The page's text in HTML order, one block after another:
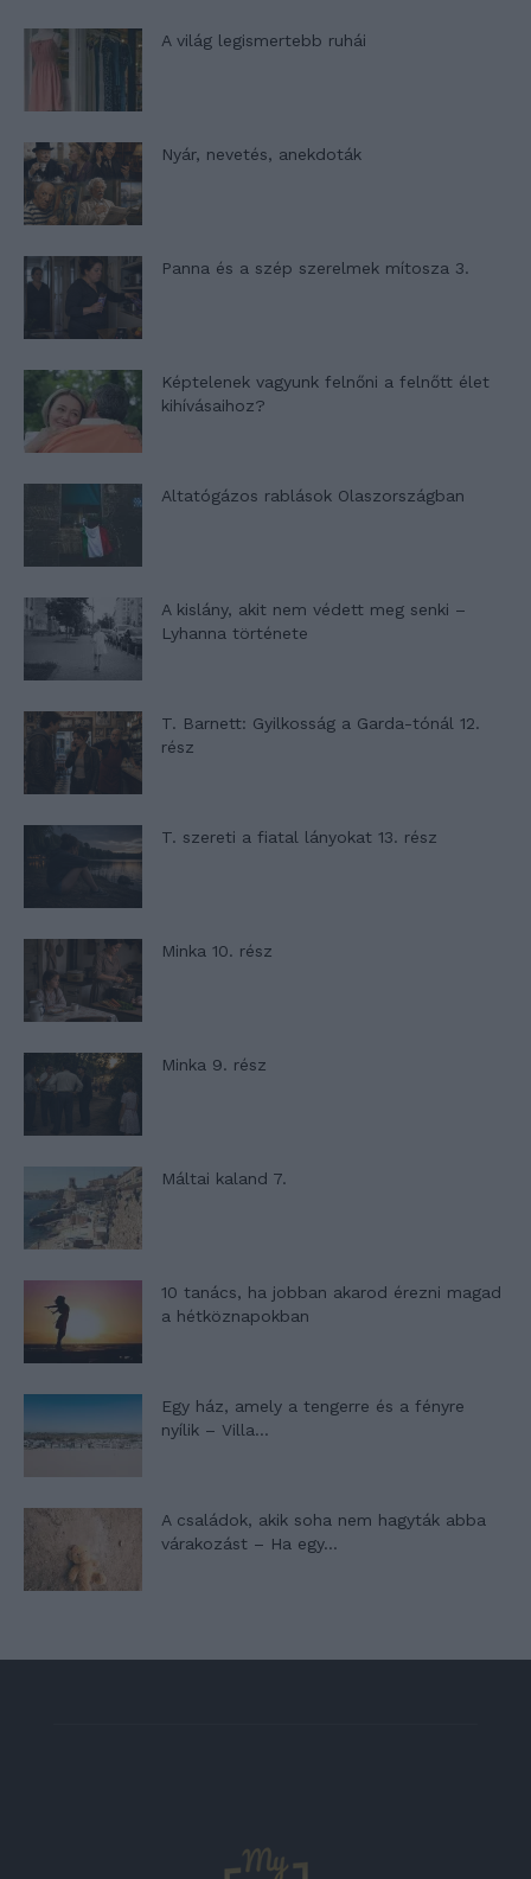
A világ legismertebb ruhái
Nyár, nevetés, anekdoták
Panna és a szép szerelmek mítosza 3.
Képtelenek vagyunk felnőni a felnőtt élet
kihívásaihoz?
Altatógázos rablások Olaszországban
A kislány, akit nem védett meg senki –
Lyhanna története
T. Barnett: Gyilkosság a Garda-tónál 12.
rész
T. szereti a fiatal lányokat 13. rész
Minka 10. rész
Minka 9. rész
Máltai kaland 7.
10 tanács, ha jobban akarod érezni magad
a hétköznapokban
Egy ház, amely a tengerre és a fényre
nyílik – Villa...
A családok, akik soha nem hagyták abba
várakozást – Ha egy...